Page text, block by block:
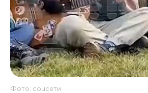
Фото: соцсети